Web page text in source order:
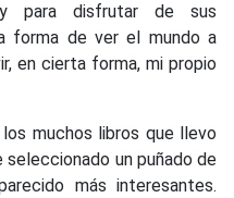
para disfrutar de sus
forma de ver el mundo a
en cierta forma, mi propio
muchos libros que llevo
seleccionado un puñado de
más interesantes.